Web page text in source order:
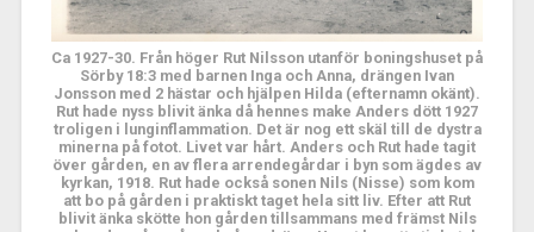
Ca 1927-30. Från höger Rut Nilsson utanför boningshuset på
Sörby 18:3 med barnen Inga och Anna, drängen Ivan
Jonsson med 2 hästar och hjälpen Hilda (efternamn okänt).
Rut hade nyss blivit änka då hennes make Anders dött 1927
troligen i lunginflammation. Det är nog ett skäl till de dystra
minerna på fotot. Livet var hårt. Anders och Rut hade tagit
över gården, en av flera arrendegårdar i byn som ägdes av
kyrkan, 1918. Rut hade också sonen Nils (Nisse) som kom
att bo på gården i praktiskt taget hela sitt liv. Efter att Rut
blivit änka skötte hon gården tillsammans med främst Nils